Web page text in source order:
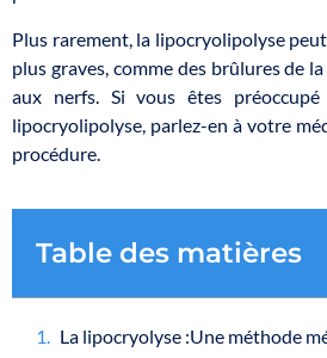
Plus rarement, la lipocryolipolyse
plus graves, comme des brûlures de
aux nerfs. Si vous êtes
lipocryolipolyse, parlez-en à votre
procédure.
Table des matières